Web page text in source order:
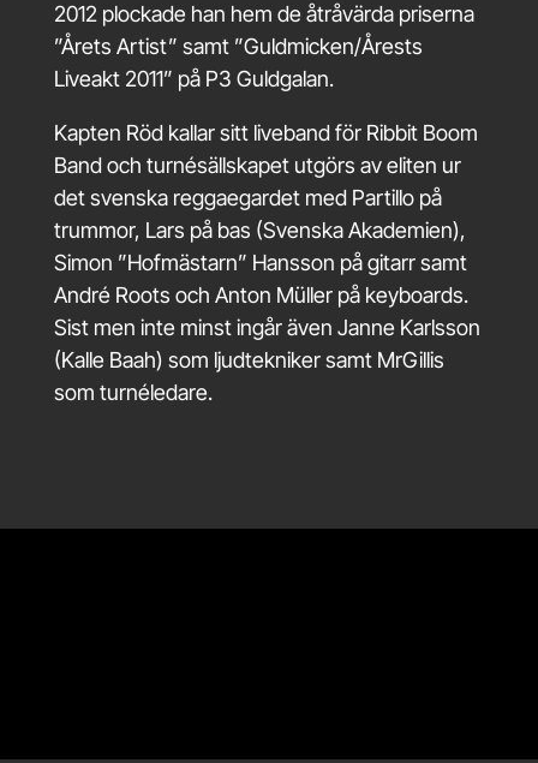
2012 plockade han hem de åtråvärda priserna
”Årets Artist” samt ”Guldmicken/Årests
Liveakt 2011” på P3 Guldgalan.
Kapten Röd kallar sitt liveband för Ribbit Boom
Band och turnésällskapet utgörs av eliten ur
det svenska reggaegardet med Partillo på
trummor, Lars på bas (Svenska Akademien),
Simon ”Hofmästarn” Hansson på gitarr samt
André Roots och Anton Müller på keyboards.
Sist men inte minst ingår även Janne Karlsson
(Kalle Baah) som ljudtekniker samt MrGillis
som turnéledare.